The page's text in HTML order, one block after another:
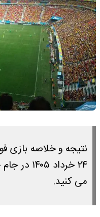
نتیجه و خلاصه بازی
۲۴
می کنید.